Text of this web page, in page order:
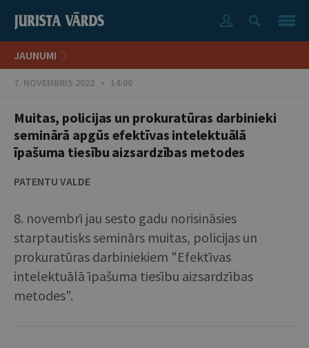
JAUNUMI
7. NOVEMBRIS 2022 • 14:00
Muitas, policijas un prokuratūras darbinieki
seminārā apgūs efektīvas intelektuālā
īpašuma tiesību aizsardzības metodes
PATENTU VALDE
8. novembrī jau sesto gadu norisināsies
starptautisks seminārs muitas, policijas un
prokuratūras darbiniekiem "Efektīvas
intelektuālā īpašuma tiesību aizsardzības
metodes".